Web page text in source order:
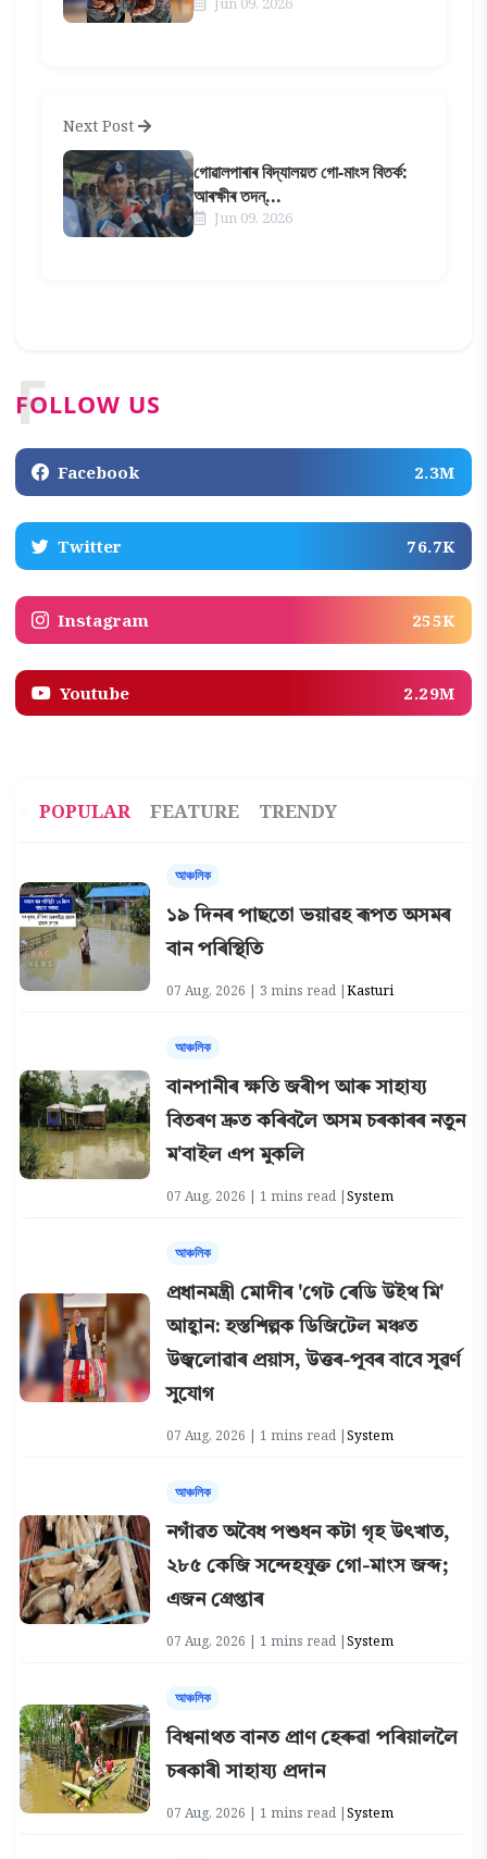
Next Post
গোৱালপাৰাৰ বিদ্যালয়ত গো-মাংস বিতৰ্ক:
আৰক্ষীৰ তদন্...
Jun 09, 2026
FOLLOW US
F
Facebook 2.3M
Twitter 76.7K
Instagram 255K
Youtube 2.29M
POPULAR FEATURE TRENDY
আঞ্চলিক
১৯ দিনৰ পাছতো ভয়াৱহ ৰূপত অসমৰ
বান পৰিস্থিতি
07 Aug, 2026 | 3 mins read |Kasturi
আঞ্চলিক
বানপানীৰ ক্ষতি জৰীপ আৰু সাহায্য
বিতৰণ দ্ৰুত কৰিবলৈ অসম চৰকাৰৰ নতুন
ম'বাইল এপ মুকলি
07 Aug, 2026 | 1 mins read |System
আঞ্চলিক
প্ৰধানমন্ত্ৰী মোদীৰ 'গেট ৰেডি উইথ মি'
আহ্বান: হস্তশিল্পক ডিজিটেল মঞ্চত
উজ্বলোৱাৰ প্ৰয়াস, উত্তৰ-পূবৰ বাবে সুৱৰ্ণ
সুযোগ
07 Aug, 2026 | 1 mins read |System
আঞ্চলিক
নগাঁৱত অবৈধ পশুধন কটা গৃহ উৎখাত,
২৮৫ কেজি সন্দেহযুক্ত গো-মাংস জব্দ;
এজন গ্ৰেপ্তাৰ
07 Aug, 2026 | 1 mins read |System
আঞ্চলিক
বিশ্বনাথত বানত প্ৰাণ হেৰুৱা পৰিয়াললৈ
চৰকাৰী সাহায্য প্ৰদান
07 Aug, 2026 | 1 mins read |System